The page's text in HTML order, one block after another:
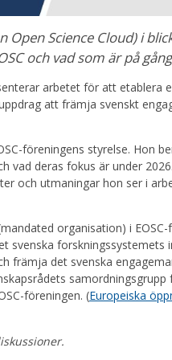
Open Science Cloud) i
och vad som är på
arbetet för att etablera
att främja svenskt
föreningens styrelse. Hon
vad deras fokus är under
och utmaningar hon ser i
organisation) i
svenska forskningssystemets
främja det svenska
samordningsgrupp
föreningen. (Europeiska